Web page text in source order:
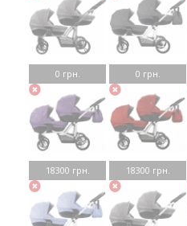
0 грн. 0 грн.
18300 грн. 18300 грн.